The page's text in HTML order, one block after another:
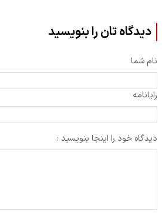
دیدگاه تان را بنویسید
نام شما
رایانامه
دیدگاه خود را اینجا بنویسید :